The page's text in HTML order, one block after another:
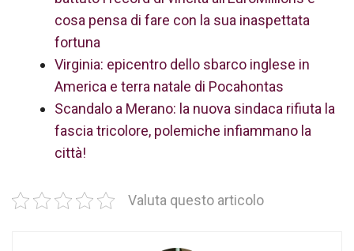
cosa pensa di fare con la sua inaspettata
fortuna
Virginia: epicentro dello sbarco inglese in
America e terra natale di Pocahontas
Scandalo a Merano: la nuova sindaca rifiuta la
fascia tricolore, polemiche infiammano la
città!
Valuta questo articolo